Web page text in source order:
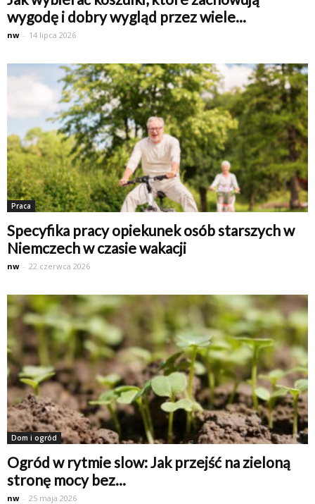
wygodę i dobry wygląd przez wiele...
nw - 14 lipca 2026
Praca
Specyfika pracy opiekunek osób starszych w
Niemczech w czasie wakacji
nw - 22 czerwca 2026
Dom i ogród
Ogród w rytmie slow: Jak przejść na zieloną
stronę mocy bez...
nw - 25 maja 2026